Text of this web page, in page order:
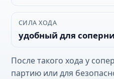
СИЛА ХОДА
удобный для
После такого хода у
партию или для